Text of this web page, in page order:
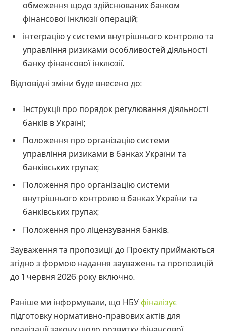
обмеження щодо здійснюваних банком
фінансової інклюзії операцій;
інтеграцію у системи внутрішнього контролю та
управління ризиками особливостей діяльності
банку фінансової інклюзії.
Відповідні зміни буде внесено до:
Інструкції про порядок регулювання діяльності
банків в Україні;
Положення про організацію системи
управління ризиками в банках України та
банківських групах;
Положення про організацію системи
внутрішнього контролю в банках України та
банківських групах;
Положення про ліцензування банків.
Зауваження та пропозиції до Проєкту приймаються
згідно з формою надання зауважень та пропозицій
до 1 червня 2026 року включно.
Раніше ми інформували, що НБУ фіналізує
підготовку нормативно-правових актів для